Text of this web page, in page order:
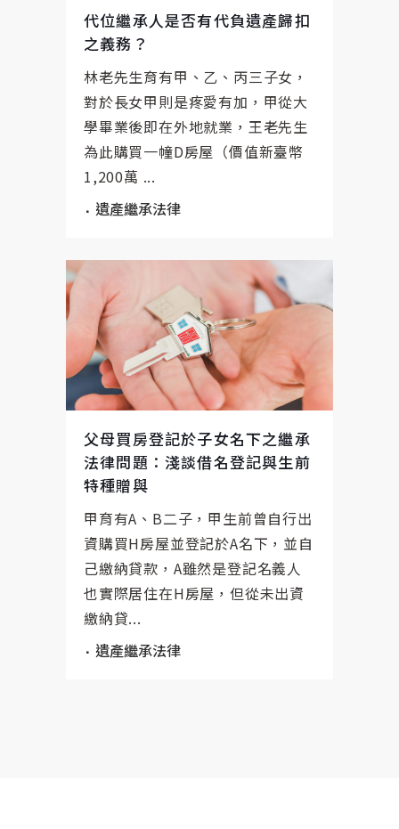
代位繼承人是否有代負遺產歸扣
之義務？
林老先生育有甲、乙、丙三子女，
對於長女甲則是疼愛有加，甲從大
學畢業後即在外地就業，王老先生
為此購買一幢D房屋（價值新臺幣
1,200萬 ...
遺產繼承法律
父母買房登記於子女名下之繼承
法律問題：淺談借名登記與生前
特種贈與
甲育有A、B二子，甲生前曾自行出
資購買H房屋並登記於A名下，並自
己繳納貸款，A雖然是登記名義人
也實際居住在H房屋，但從未出資
繳納貸...
遺產繼承法律